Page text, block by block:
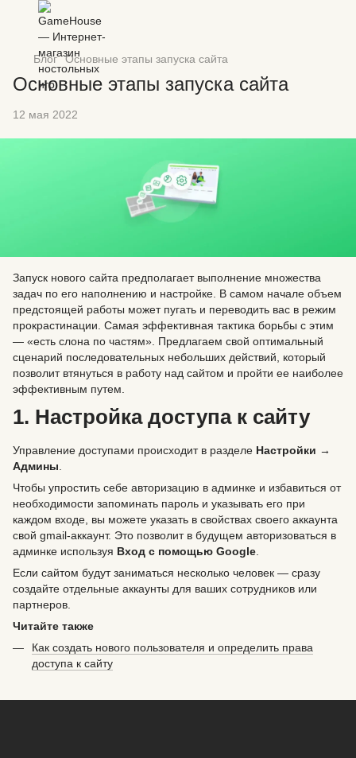
Блог Основные этапы запуска сайта
Основные этапы запуска сайта
12 мая 2022
Запуск нового сайта предполагает выполнение множества
задач по его наполнению и настройке. В самом начале объем
предстоящей работы может пугать и переводить вас в режим
прокрастинации. Самая эффективная тактика борьбы с этим
— «есть слона по частям». Предлагаем свой оптимальный
сценарий последовательных небольших действий, который
позволит втянуться в работу над сайтом и пройти ее наиболее
эффективным путем.
1. Настройка доступа к сайту
Управление доступами происходит в разделе Настройки →
Админы.
Чтобы упростить себе авторизацию в админке и избавиться от
необходимости запоминать пароль и указывать его при
каждом входе, вы можете указать в свойствах своего аккаунта
свой gmail-аккаунт. Это позволит в будущем авторизоваться в
админке используя Вход с помощью Google.
Если сайтом будут заниматься несколько человек — сразу
создайте отдельные аккаунты для ваших сотрудников или
партнеров.
Читайте также
Как создать нового пользователя и определить права
доступа к сайту